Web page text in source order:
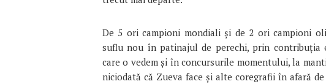
De 5 ori campioni mondiali și de 2 ori campioni
suflu nou în patinajul de perechi, prin contribuția
care o vedem și în concursurile momentului, la
niciodată că Zueva face și alte coregrafii în afară